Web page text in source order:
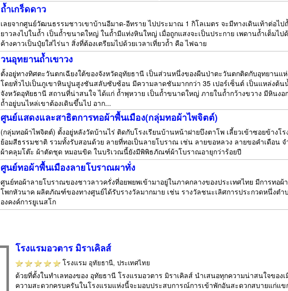
ถ้ำเกร็ดดาว
เลยจากศูนย์วัฒนธรรมชาวเขาบ้านอีมาด-อีทราย ไปประมาณ 1 กิโลเมตร จะมีทางเดินเท้าต่อไป
ยาวลงไปในถ้ำ เป็นถ้ำขนาดใหญ่ ในถ้ำมีแท่งหินใหญ่ เมื่อถูกแสงจะเป็นประกาย เพดานถ้ำเต็มไ
ค้างคาวเป็นปุ๋ยใส่ไร่นา สิ่งที่ต้องเตรียมไปด้วยเวลาเที่ยวถ้ำ คือ ไฟฉาย
วนอุทยานถ้ำเขาวง
ตั้งอยู่ทางทิศตะวันตกเฉียงใต้ของจังหวัดอุทัยธานี เป็นส่วนหนึ่งของผืนป่าตะวันตกติดกับอุทยาน
โดยทั่วไปเป็นภูเขาหินปูนสูงชันสลับซับซ้อน มีความลาดชันมากกว่า 35 เปอร์เซ็นต์ เป็นแหล่งต้น
จังหวัดอุทัยธานี สถานที่น่าสนใจ ได้แก่ ถ้ำพุหวาย เป็นถ้ำขนาดใหญ่ ภายในถ้ำกว้างขวาง มีหินงอ
ถ้ำอยู่บนไหล่เขาต้องเดินขึ้นไป อาก...
ศูนย์แสดงและสาธิตการทอผ้าพื้นเมือง(กลุ่มทอผ้าไพจิตต์)
(กลุ่มทอผ้าไพจิตต์) ตั้งอยู่หลังวัดบ้านไร่ ติดกับโรงเรียนบ้านหน้าฝายบึงตาโพ เลี้ยวเข้าซอยข้างโร
ย้อมสีธรรมชาติ รวมทั้งรับสอนด้วย ลายที่ทอเป็นลายโบราณ เช่น ลายขอหลวง ลายขอคำเดือน
ผ้าคลุมโต๊ะ ผ้าตัดชุด หมอนขิด ในบริเวณนี้ยังมีพิพิธภัณฑ์ผ้าโบราณอายุกว่าร้อยปี
ศูนย์ทอผ้าพื้นเมืองลายโบราณผาทั่ง
ศูนย์ทอผ้าลายโบราณของชาวลาวครั่งที่อยพยพเข้ามาอยู่ในภาคกลางของประเทศไทย มีการทอ
โพกหัวนาค ผลิตภัณฑ์ของทางศูนย์ได้รับรางวัลมากมาย เช่น รางวัลชนะเลิศการประกวดหนึ่งต
องคงค์การยูเนสโก
โรงแรมอวตาร มิราเคิลส์
โรงแรม อุทัยธานี, ประเทศไทย
ด้วยที่ตั้งในทำเลทองของ อุทัยธานี โรงแรมอวตาร มิราเคิลส์ นำเสนอทุกความน่าสนใจของ
ความสะดวกครบครันในโรงแรมแห่งนี้จะมอบประสบการณ์การเข้าพักอันสะดวกสบายแก่แ